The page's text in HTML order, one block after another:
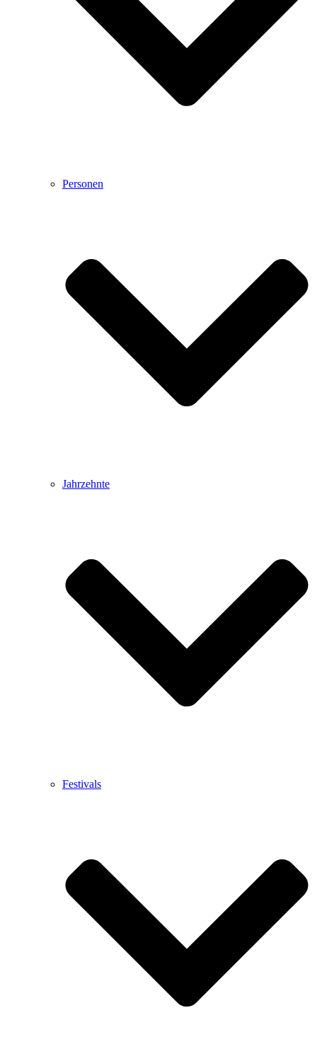
Personen
Jahrzehnte
Festivals